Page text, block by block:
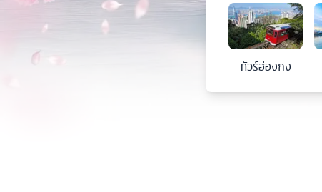
ทัวร์ฮ่องกง